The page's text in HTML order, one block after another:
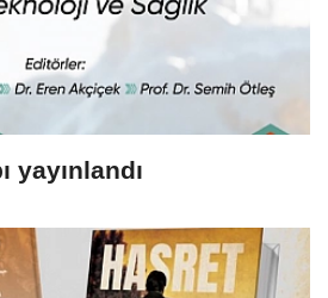
yayınlandı